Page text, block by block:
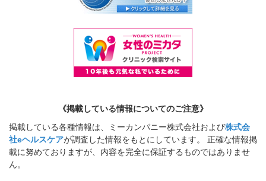
《掲載している情報についてのご注意》
掲載している各種情報は、ミーカンパニー株式会社および株式会
社eヘルスケアが調査した情報をもとにしています。 正確な情報掲
載に努めておりますが、内容を完全に保証するものではありませ
ん。